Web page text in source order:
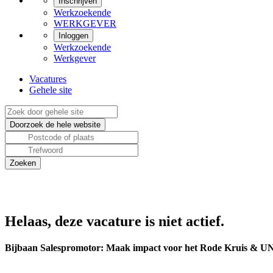
Werkzoekende
WERKGEVER
Inloggen
Werkzoekende
Werkgever
Vacatures
Gehele site
Helaas, deze vacature is niet actief.
Bijbaan Salespromotor: Maak impact voor het Rode Kruis &